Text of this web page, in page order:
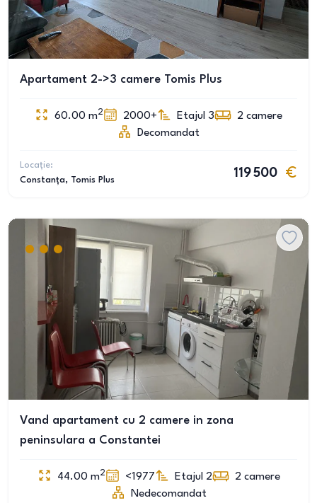
Apartament 2->3 camere Tomis Plus
60.00 m2 2000+ Etajul 3 2 camere
Decomandat
Locație:
Constanța, Tomis Plus
119 500
Vand apartament cu 2 camere in zona
peninsulara a Constantei
44.00 m2 <1977 Etajul 2 2 camere
Nedecomandat